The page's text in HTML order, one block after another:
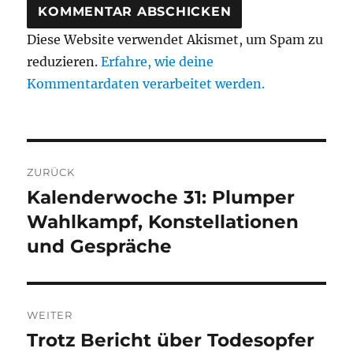
Diese Website verwendet Akismet, um Spam zu
reduzieren.Erfahre, wie deine
Kommentardaten verarbeitet werden.
ZURÜCK
Vorheriger
Beitrag:
Kalenderwoche 31: Plumper
Wahlkampf, Konstellationen
und Gespräche
WEITER
Nächster
Trotz Bericht über Todesopfer